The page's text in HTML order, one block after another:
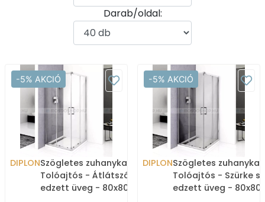
Darab/oldal:
-5% AKCIÓ
DIPLONSzögletes zuhanykabin -
Tolóajtós - Átlátszó
edzett üveg - 80x80 cm
-5% AKCIÓ
DIPLONSzögletes
Tolóajtós - Szürke
edzett üveg - 80x80